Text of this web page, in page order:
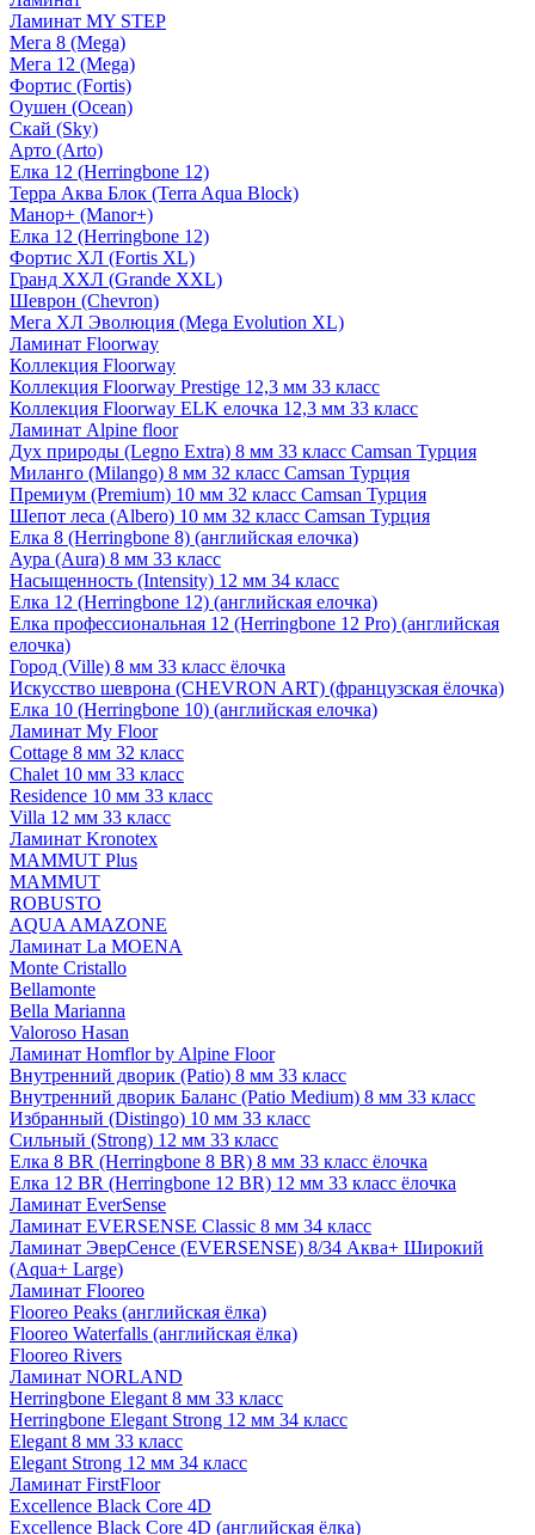
Ламинат MY STEP
Мега 8 (Mega)
Мега 12 (Mega)
Фортис (Fortis)
Оушен (Ocean)
Скай (Sky)
Арто (Arto)
Елка 12 (Herringbone 12)
Терра Аква Блок (Terra Aqua Block)
Манор+ (Manor+)
Елка 12 (Herringbone 12)
Фортис ХЛ (Fortis XL)
Гранд ХХЛ (Grande XXL)
Шеврон (Chevron)
Мега ХЛ Эволюция (Mega Evolution XL)
Ламинат Floorway
Коллекция Floorway
Коллекция Floorway Prestige 12,3 мм 33 класс
Коллекция Floorway ELK елочка 12,3 мм 33 класс
Ламинат Alpine floor
Дух природы (Legno Extra) 8 мм 33 класс Camsan Турция
Миланго (Milango) 8 мм 32 класс Camsan Турция
Премиум (Premium) 10 мм 32 класс Camsan Турция
Шепот леса (Albero) 10 мм 32 класс Camsan Турция
Елка 8 (Herringbone 8) (английская елочка)
Аура (Aura) 8 мм 33 класс
Насыщенность (Intensity) 12 мм 34 класс
Елка 12 (Herringbone 12) (английская елочка)
Елка профессиональная 12 (Herringbone 12 Pro) (английская
елочка)
Город (Ville) 8 мм 33 класс ёлочка
Искусство шеврона (CHEVRON ART) (французская ёлочка)
Елка 10 (Herringbone 10) (английская елочка)
Ламинат My Floor
Cottage 8 мм 32 класс
Chalet 10 мм 33 класс
Residence 10 мм 33 класс
Villa 12 мм 33 класс
Ламинат Kronotex
MAMMUT Plus
MAMMUT
ROBUSTO
AQUA AMAZONE
Ламинат La MOENA
Monte Cristallo
Bellamonte
Bella Marianna
Valoroso Hasan
Ламинат Homflor by Alpine Floor
Внутренний дворик (Patio) 8 мм 33 класс
Внутренний дворик Баланс (Patio Medium) 8 мм 33 класс
Избранный (Distingo) 10 мм 33 класс
Сильный (Strong) 12 мм 33 класс
Елка 8 BR (Herringbone 8 BR) 8 мм 33 класс ёлочка
Елка 12 BR (Herringbone 12 BR) 12 мм 33 класс ёлочка
Ламинат EverSense
Ламинат EVERSENSE Classic 8 мм 34 класс
Ламинат ЭверСенсе (EVERSENSE) 8/34 Аква+ Широкий
(Aqua+ Large)
Ламинат Flooreo
Flooreo Peaks (английская ёлка)
Flooreo Waterfalls (английская ёлка)
Flooreo Rivers
Ламинат NORLAND
Herringbone Elegant 8 мм 33 класс
Herringbone Elegant Strong 12 мм 34 класс
Elegant 8 мм 33 класс
Elegant Strong 12 мм 34 класс
Ламинат FirstFloor
Excellence Black Core 4D
Excellence Black Core 4D (английская ёлка)